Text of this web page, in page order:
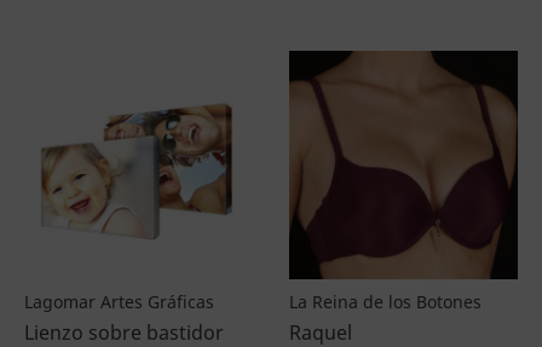
Lagomar Artes Gráficas
Lienzo sobre bastidor
La Reina de los Botones
Raquel